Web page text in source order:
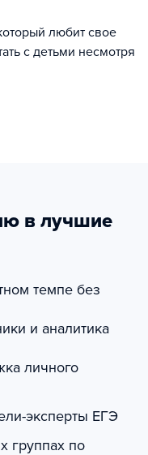
любит свое
с детьми несмотря
в лучшие
темпе без
и аналитика
личного
эксперты ЕГЭ
группах по